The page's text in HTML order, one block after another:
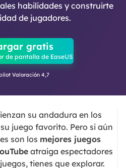
habilidades y construirte
de jugadores.
gratis
de pantalla de EaseUS
Valoración 4,7
su andadura en los
juego favorito. Pero si aún
son los mejores juegos
atraiga espectadores
tienes que explorar.